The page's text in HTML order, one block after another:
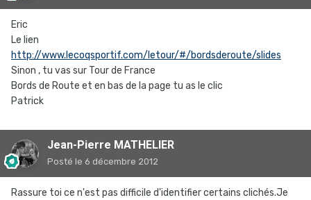
Eric
Le lien
http://www.lecoqsportif.com/letour/#/bordsderoute/slides
Sinon , tu vas sur Tour de France
Bords de Route et en bas de la page tu as le clic
Patrick
Jean-Pierre MATHELIER
Posté le 6 décembre 2012
Rassure toi ce n'est pas difficile d'identifier certains clichés.Je